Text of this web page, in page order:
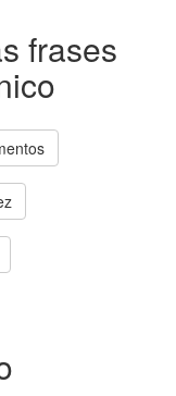
frases